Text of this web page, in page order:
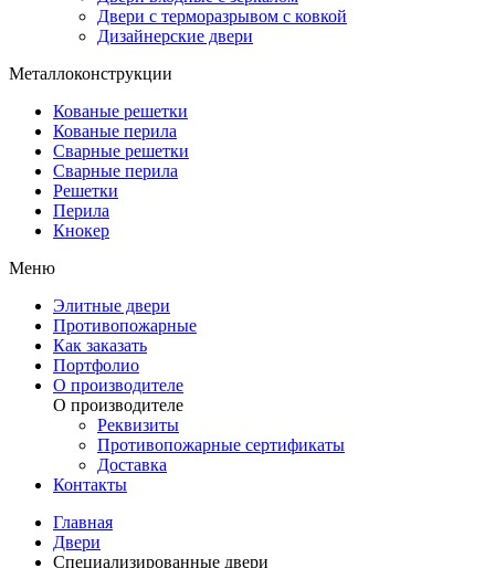
Двери с терморазрывом с ковкой
Дизайнерские двери
Металлоконструкции
Кованые решетки
Кованые перила
Сварные решетки
Сварные перила
Решетки
Перила
Кнокер
Меню
Элитные двери
Противопожарные
Как заказать
Портфолио
О производителе
О производителе
Реквизиты
Противопожарные сертификаты
Доставка
Контакты
Главная
Двери
Специализированные двери